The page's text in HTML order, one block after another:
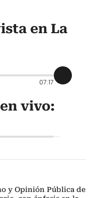
en La
07:17
vivo:
y Opinión Pública de